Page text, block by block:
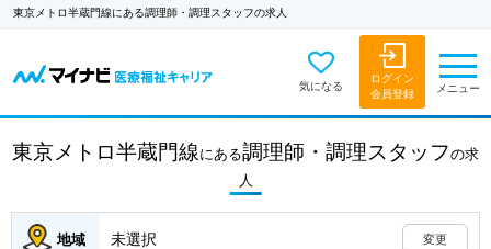
東京メトロ半蔵門線にある調理師・調理スタッフの求人
気になる
ログイン
会員登録
メニュー
東京メトロ半蔵門線 にある調理師・調理スタッフの求
人
地域 未選択 変更